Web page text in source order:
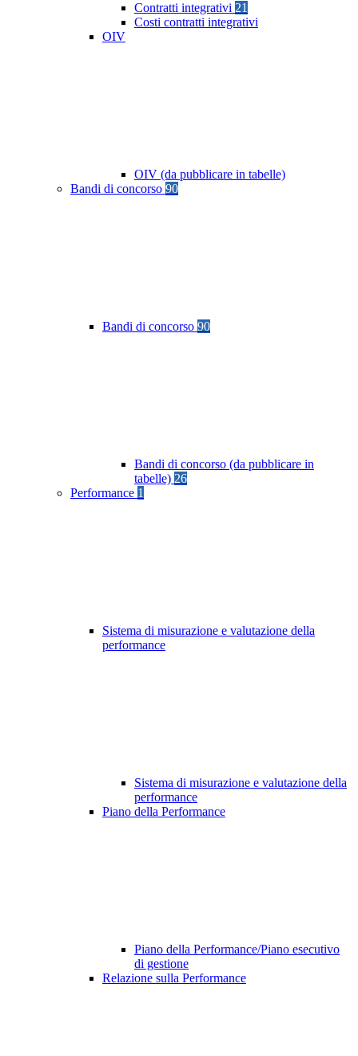
Contratti integrativi 21
Costi contratti integrativi
OIV
OIV (da pubblicare in tabelle)
Bandi di concorso 90
Bandi di concorso 90
Bandi di concorso (da pubblicare in
tabelle) 26
Performance 1
Sistema di misurazione e valutazione della
performance
Sistema di misurazione e valutazione della
performance
Piano della Performance
Piano della Performance/Piano esecutivo
di gestione
Relazione sulla Performance